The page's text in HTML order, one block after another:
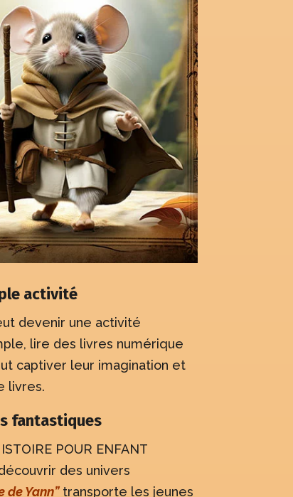
activité
devenir une activité
lire des livres numérique
captiver leur imagination et
livres.
fantastiques
POUR ENFANT
des univers
de Yann”transporte les jeunes